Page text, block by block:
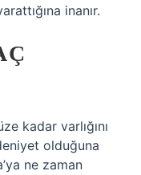
inanır.
kadar varlığını
olduğuna
ne zaman